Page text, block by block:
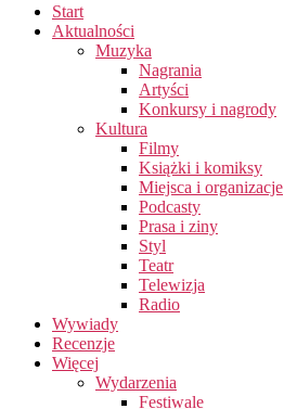
Start
Aktualności
Muzyka
Nagrania
Artyści
Konkursy i nagrody
Kultura
Filmy
Książki i komiksy
Miejsca i organizacje
Podcasty
Prasa i ziny
Styl
Teatr
Telewizja
Radio
Wywiady
Recenzje
Więcej
Wydarzenia
Festiwale